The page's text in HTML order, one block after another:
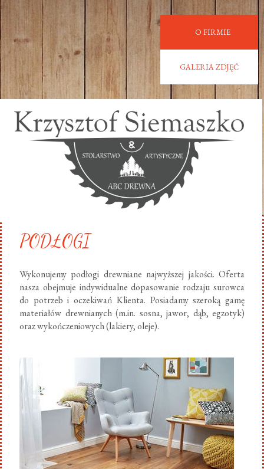
O FIRMIE
GALERIA ZDJĘĆ
PODŁOGI
Wykonujemy podłogi drewniane najwyższej jakości. Oferta
nasza obejmuje indywidualne dopasowanie rodzaju surowca
do potrzeb i oczekiwań Klienta. Posiadamy szeroką gamę
materiałów drewnianych (m.in. sosna, jawor, dąb, egzotyk)
oraz wykończeniowych (lakiery, oleje).